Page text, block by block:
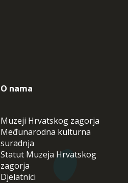
O nama
Muzeji Hrvatskog zagorja
Međunarodna kulturna
suradnja
Statut Muzeja Hrvatskog
zagorja
Djelatnici